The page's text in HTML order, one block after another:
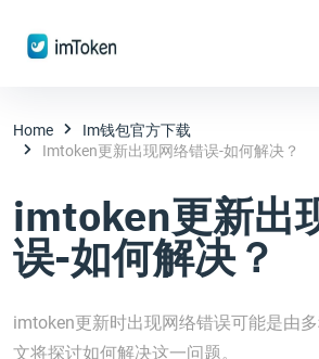
Home
Im钱包官方下载
Imtoken更新出现网络错误-如何解决？
imtoken更新出
误-如何解决？
imtoken更新时出现网络错误可能是由
文将探讨如何解决这一问题。